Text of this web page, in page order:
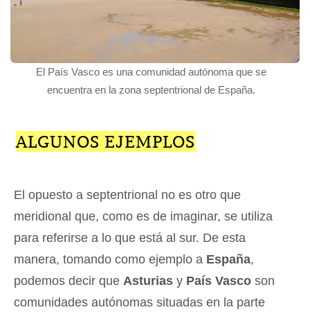
El País Vasco es una comunidad autónoma que se
encuentra en la zona septentrional de España.
ALGUNOS EJEMPLOS
El opuesto a septentrional no es otro que
meridional que, como es de imaginar, se utiliza
para referirse a lo que está al sur. De esta
manera, tomando como ejemplo a España,
podemos decir que Asturias y País Vasco son
comunidades autónomas situadas en la parte